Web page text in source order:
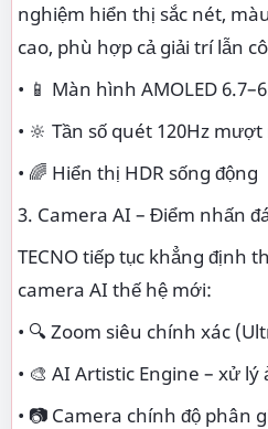
nghiệm hiển thị sắc nét,
cao, phù hợp cả giải trí lẫn
• 📱 Màn hình AMOLED
• 🔆 Tần số quét 120Hz
• 🌈 Hiển thị HDR sống động
3. Camera AI – Điểm nhấn
TECNO tiếp tục khẳng định
camera AI thế hệ mới:
• 🔍 Zoom siêu chính xác
• 🎨 AI Artistic Engine – xử
• 📷 Camera chính độ phân